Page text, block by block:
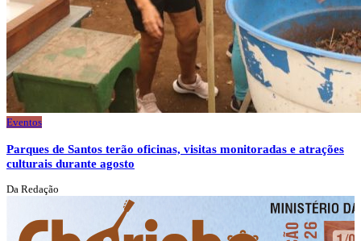
Eventos
Parques de Santos terão oficinas, visitas monitoradas e atrações
culturais durante agosto
Da Redação